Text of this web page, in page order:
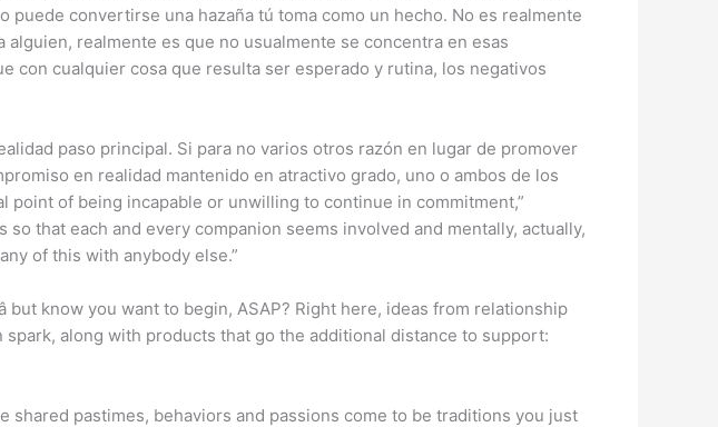
convertirse una hazaña tú toma como un hecho. No es realmente
realmente es que no usualmente se concentra en esas
con cualquier cosa que resulta ser esperado y rutina, los negativos
paso principal. Si para no varios otros razón en lugar de promover
en realidad mantenido en atractivo grado, uno o ambos de los
of being incapable or unwilling to continue in commitment,”
that each and every companion seems involved and mentally, actually,
of this with anybody else.”
but know you want to begin, ASAP? Right here, ideas from relationship
along with products that go the additional distance to support:
shared pastimes, behaviors and passions come to be traditions you just